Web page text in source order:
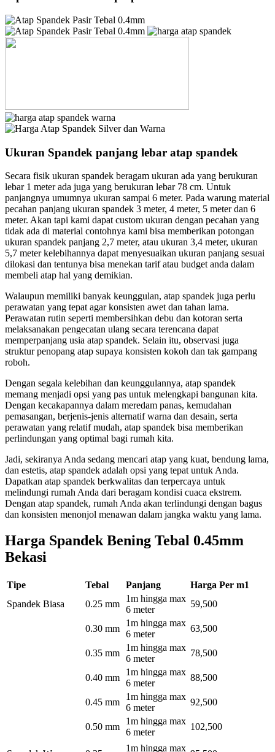
Ukuran Spandek panjang lebar atap spandek
Secara fisik ukuran spandek beragam ukuran ada yang berukuran
lebar 1 meter ada juga yang berukuran lebar 78 cm. Untuk
panjangnya umumnya ukuran sampai 6 meter. Pada warung material
pecahan panjang ukuran spandek 3 meter, 4 meter, 5 meter dan 6
meter. Akan tapi kami dapat custom ukuran dengan pecahan yang
tidak ada di material contohnya kami bisa memberikan potongan
ukuran spandek panjang 2,7 meter, atau ukuran 3,4 meter, ukuran
5,7 meter kelebihannya dapat menyesuaikan ukuran panjang sesuai
dilokasi dan tentunya bisa menekan tarif atau budget anda dalam
membeli atap hal yang demikian.
Walaupun memiliki banyak keunggulan, atap spandek juga perlu
perawatan yang tepat agar konsisten awet dan tahan lama.
Perawatan rutin seperti membersihkan debu dan kotoran serta
melaksanakan pengecatan ulang secara terencana dapat
memperpanjang usia atap spandek. Selain itu, observasi juga
struktur penopang atap supaya konsisten kokoh dan tak gampang
roboh.
Dengan segala kelebihan dan keunggulannya, atap spandek
memang menjadi opsi yang pas untuk melengkapi bangunan kita.
Dengan kecakapannya dalam meredam panas, kemudahan
pemasangan, berjenis-jenis alternatif warna dan desain, serta
perawatan yang relatif mudah, atap spandek bisa memberikan
perlindungan yang optimal bagi rumah kita.
Jadi, sekiranya Anda sedang mencari atap yang kuat, bendung lama,
dan estetis, atap spandek adalah opsi yang tepat untuk Anda.
Dapatkan atap spandek berkwalitas dan terpercaya untuk
melindungi rumah Anda dari beragam kondisi cuaca ekstrem.
Dengan atap spandek, rumah Anda akan terlindungi dengan bagus
dan konsisten menonjol menawan dalam jangka waktu yang lama.
Harga Spandek Bening Tebal 0.45mm
Bekasi
Tipe Tebal Panjang
Harga Per m1
Spandek Biasa
0.25 mm
1m hingga max
6 meter
59,500
0.30 mm
1m hingga max
6 meter
63,500
0.35 mm
1m hingga max
6 meter
78,500
0.40 mm
1m hingga max
6 meter
88,500
0.45 mm
1m hingga max
6 meter
92,500
0.50 mm
1m hingga max
6 meter
102,500
1m hingga max